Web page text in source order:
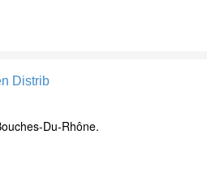
Distrib
Du-Rhône.